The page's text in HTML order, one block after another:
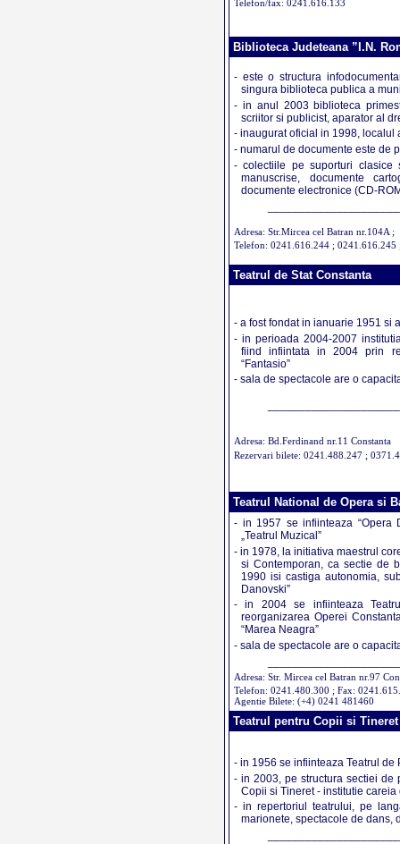
Telefon/fax: 0241.616.133
Biblioteca Judeteana ”I.N.
- este o structura
singura biblioteca publica a
- in anul 2003 biblioteca
scriitor si publicist, aparator al
- inaugurat oficial in 1998, localul
- numarul de documente este de
- colectiile pe suporturi clasice
manuscrise, documente
documente electronice (CD-
Adresa: Str.Mircea cel Batran nr.104A ;
Telefon: 0241.616.244 ; 0241.616.245
Teatrul de Stat Constanta
- a fost fondat in ianuarie 1951 si
- in perioada 2004-2007
fiind infiintata in 2004 prin
“Fantasio”
- sala de spectacole are o
Adresa: Bd.Ferdinand nr.11 Constanta
Rezervari bilete: 0241.488.247 ;
Teatrul National de Opera si
- in 1957 se infiinteaza “Opera
„Teatrul Muzical”
- in 1978, la initiativa maestrul
si Contemporan, ca sectie de
1990 isi castiga autonomia,
Danovski”
- in 2004 se infiinteaza
reorganizarea Operei
“Marea Neagra”
- sala de spectacole are o
Adresa: Str. Mircea cel Batran nr.97
Telefon: 0241.480.300 ; Fax:
Agentie Bilete: (+4) 0241 481460
Teatrul pentru Copii si
- in 1956 se infiinteaza Teatrul de
- in 2003, pe structura sectiei de
Copii si Tineret - institutie
- in repertoriul teatrului, pe
marionete, spectacole de dans,